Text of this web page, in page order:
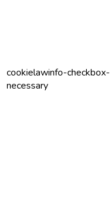
cookielawinfo-checkbox-
necessary